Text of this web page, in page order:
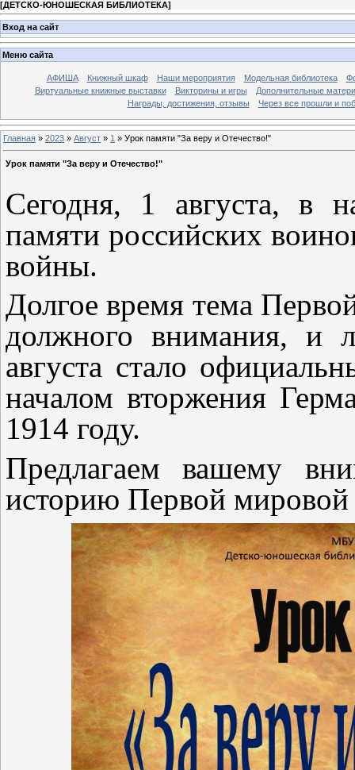
[ДЕТСКО-ЮНОШЕСКАЯ БИБЛИОТЕКА]
Вход на сайт
Меню сайта
АФИША Книжный шкаф Наши мероприятия Модельная библиотека
Виртуальные книжные выставки
Викторины и игры
Дополнительные
Награды, достижения, отзывы
Через все прошли и
Главная » 2023 » Август » 1 » Урок памяти "За веру и Отечество!"
Урок памяти "За веру и Отечество!"
Сегодня, 1 августа, в
памяти российских
войны.
Долгое время тема
должного внимания, и
августа стало
началом вторжения
1914 году.
Предлагаем вашему
историю Первой